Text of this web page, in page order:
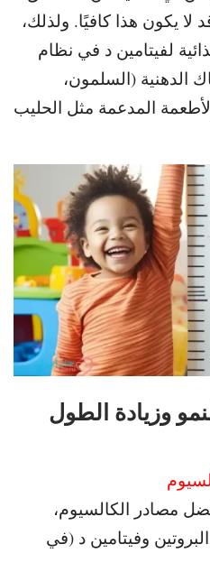
يكون هذا كافيًا. ولذلك،
لفيتامين د في نظام
الدهنية (السلمون،
المدعمة مثل الحليب
وزيادة الطول
مصادر الكالسيوم،
وفيتامين د (في